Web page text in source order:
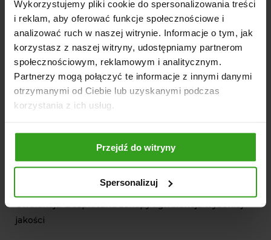
Wykorzystujemy pliki cookie do spersonalizowania treści
i reklam, aby oferować funkcje społecznościowe i
analizować ruch w naszej witrynie. Informacje o tym, jak
korzystasz z naszej witryny, udostępniamy partnerom
społecznościowym, reklamowym i analitycznym.
Partnerzy mogą połączyć te informacje z innymi danymi
otrzymanymi od Ciebie lub uzyskanymi podczas
korzystania z ich usług.
Przejdź do witryny
Spersonalizuj
atmosferycznych.
DANE TECHNICZNE
Materiał szczotek: Polipropylen + druciane włosie (mix)
Rodzaj napędu: Hydrauliczny
Mocowanie: TUZ I i II kategoria, płyta czołowa, ładowacz
czołowy
Regulacja: Hydrauliczna regulacja kąta i wysokości
Zastosowanie: Utrzymanie czystości na drogach,
Produkcja: Projektowana i produkowana w Polsce
Gwarancja: Bezpieczne zakupy i gwarancja wysokiej
jakości